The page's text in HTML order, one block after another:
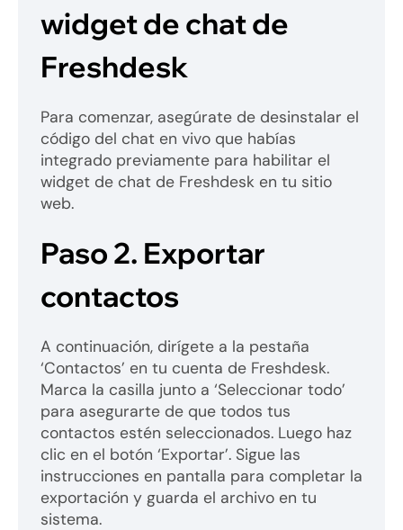
widget de chat de
Freshdesk
Para comenzar, asegúrate de desinstalar el
código del chat en vivo que habías
integrado previamente para habilitar el
widget de chat de Freshdesk en tu sitio
web.
Paso 2. Exportar
contactos
A continuación, dirígete a la pestaña
‘Contactos’ en tu cuenta de Freshdesk.
Marca la casilla junto a ‘Seleccionar todo’
para asegurarte de que todos tus
contactos estén seleccionados. Luego haz
clic en el botón ‘Exportar’. Sigue las
instrucciones en pantalla para completar la
exportación y guarda el archivo en tu
sistema.